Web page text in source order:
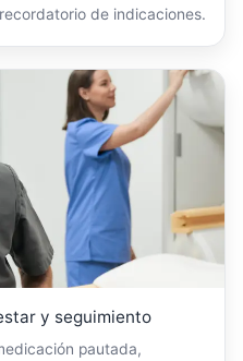
de indicaciones.
y seguimiento
pautada,